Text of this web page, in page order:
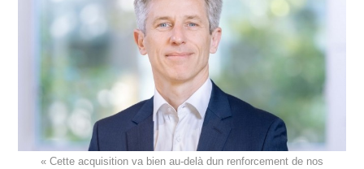
« Cette acquisition va bien au-delà dun renforcement de nos